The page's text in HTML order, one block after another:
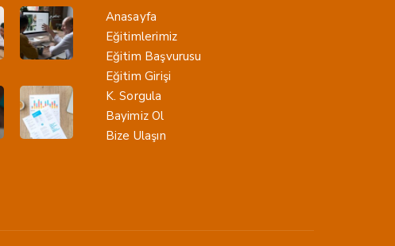
Anasayfa
Eğitimlerimiz
Eğitim Başvurusu
Eğitim Girişi
K. Sorgula
Bayimiz Ol
Bize Ulaşın